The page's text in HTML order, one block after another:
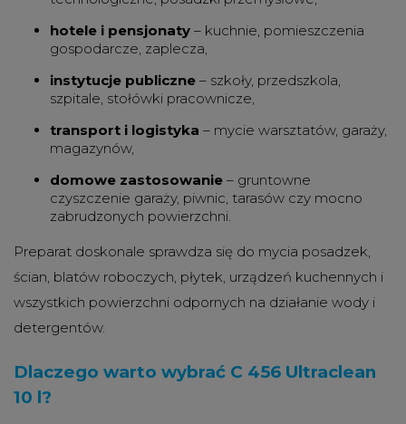
hotele i pensjonaty – kuchnie, pomieszczenia
gospodarcze, zaplecza,
instytucje publiczne – szkoły, przedszkola,
szpitale, stołówki pracownicze,
transport i logistyka – mycie warsztatów, garaży,
magazynów,
domowe zastosowanie – gruntowne
czyszczenie garaży, piwnic, tarasów czy mocno
zabrudzonych powierzchni.
Preparat doskonale sprawdza się do mycia posadzek,
ścian, blatów roboczych, płytek, urządzeń kuchennych i
wszystkich powierzchni odpornych na działanie wody i
detergentów.
Dlaczego warto wybrać C 456 Ultraclean
10 l?